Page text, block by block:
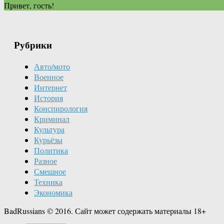
Привет, гость!
Рубрики
Авто/мото
Военное
Интернет
История
Конспирология
Криминал
Культура
Курьёзы
Политика
Разное
Смешное
Техника
Экономика
BadRussians © 2016. Сайт может содержать материалы 18+